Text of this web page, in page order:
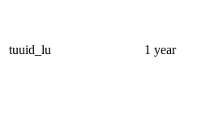
tuuid_lu 1 year